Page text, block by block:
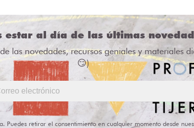
estar al día de las últimas
las novedades, recursos geniales y materiales
😏)
Puedes retirar el consentimiento en cualquier momento desde